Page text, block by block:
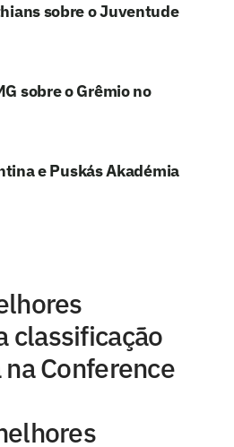
sobre o Juventude
sobre o Grêmio no
e Puskás Akadémia
classificação
Conference